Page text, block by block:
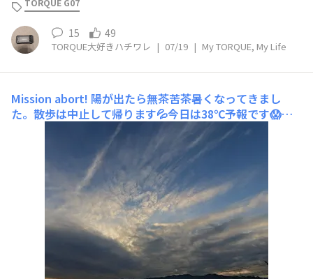
いろんな場所に連れて行ってあげたいと思います！！とい
うことでこれから、何も恐れ
TORQUE G07
15 49
TORQUE大好きハチワレ | 07/19 | My TORQUE, My Life
Mission abort! 陽が出たら無茶苦茶暑くなってきまし
た。散歩は中止して帰ります💦今日は38℃予報です😱こ